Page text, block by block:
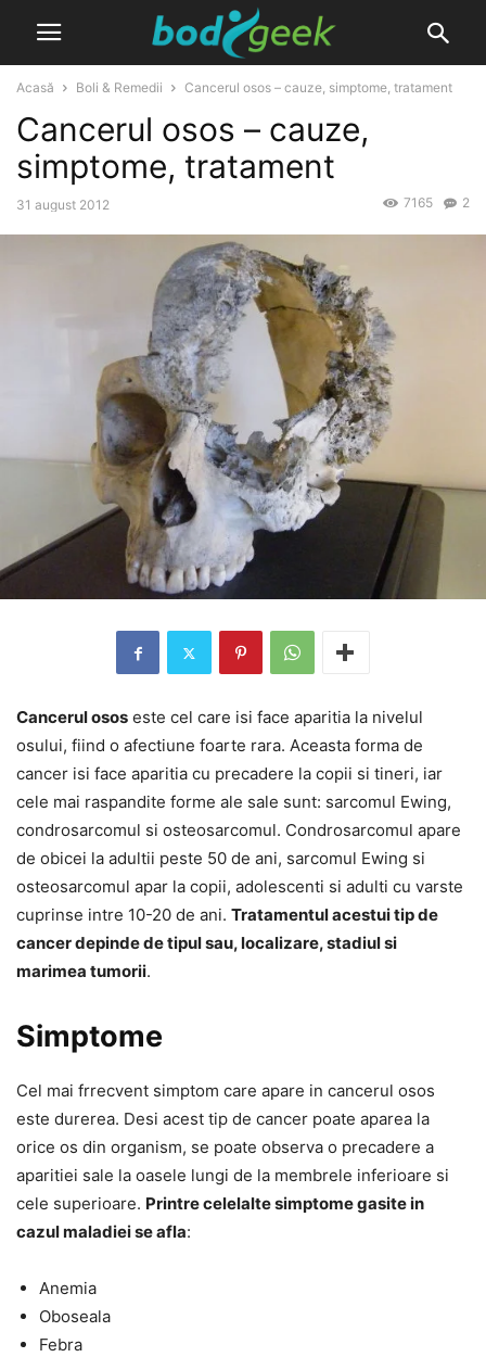
Acasă Boli & Remedii Cancerul osos – cauze, simptome, tratament
Cancerul osos – cauze,
simptome, tratament
31 august 2012 2
7165
Cancerul osos este cel care isi face aparitia la nivelul
osului, fiind o afectiune foarte rara. Aceasta forma de
cancer isi face aparitia cu precadere la copii si tineri, iar
cele mai raspandite forme ale sale sunt: sarcomul Ewing,
condrosarcomul si osteosarcomul. Condrosarcomul apare
de obicei la adultii peste 50 de ani, sarcomul Ewing si
osteosarcomul apar la copii, adolescenti si adulti cu varste
cuprinse intre 10-20 de ani. Tratamentul acestui tip de
cancer depinde de tipul sau, localizare, stadiul si
marimea tumorii.
Simptome
Cel mai frrecvent simptom care apare in cancerul osos
este durerea. Desi acest tip de cancer poate aparea la
orice os din organism, se poate observa o precadere a
aparitiei sale la oasele lungi de la membrele inferioare si
cele superioare. Printre celelalte simptome gasite in
cazul maladiei se afla:
Anemia
Oboseala
Febra